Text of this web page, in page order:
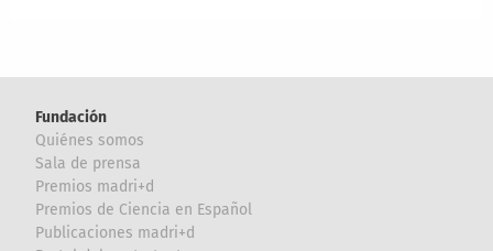
Fundación
Quiénes somos
Sala de prensa
Premios madri+d
Premios de Ciencia en Español
Publicaciones madri+d